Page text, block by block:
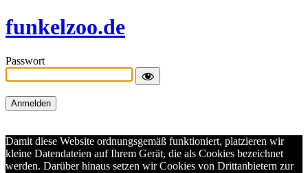
funkelzoo.de
Passwort
Damit diese Website ordnungsgemäß funktioniert, platzieren wir
kleine Datendateien auf Ihrem Gerät, die als Cookies bezeichnet
werden. Darüber hinaus setzen wir Cookies von Drittanbietern zur